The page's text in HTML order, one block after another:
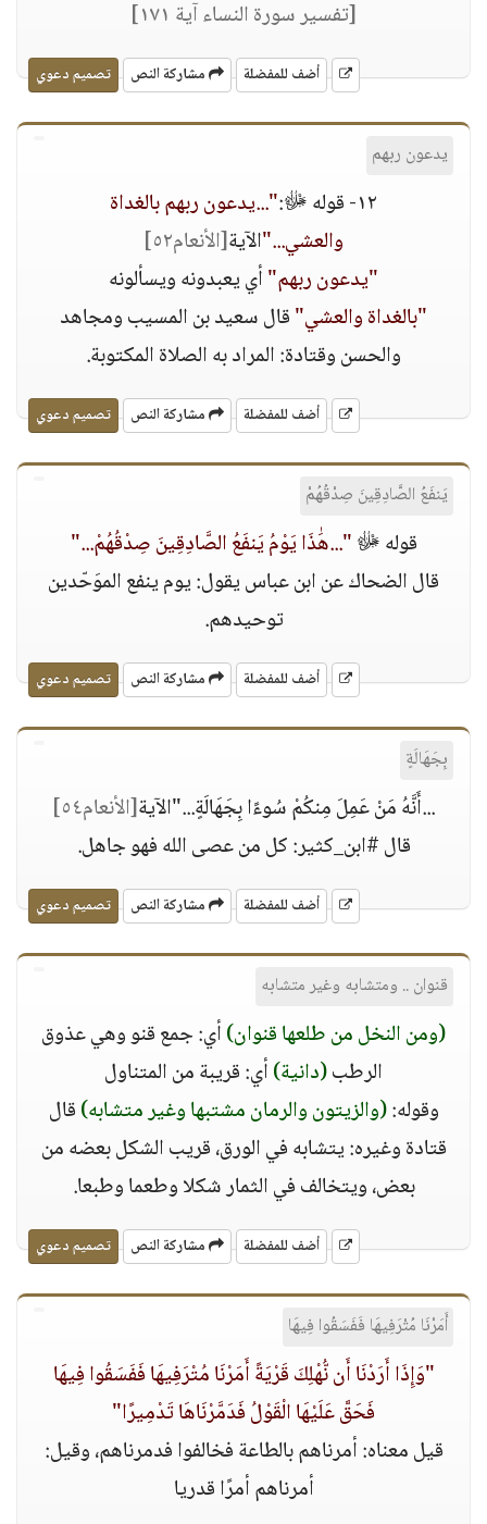
[تفسير سورة النساء آية ١٧١]
أضف للمفضلة مشاركة النص تصميم دعوي
يدعون ربهم
١٢- قوله ﷻ:
"...يدعون ربهم بالغداة
والعشي..."الآية[الأنعام٥٢]
"يدعون ربهم"أي يعبدونه ويسألونه
"بالغداة والعشي"قال سعيد بن المسيب ومجاهد
والحسن وقتادة: المراد به الصلاة المكتوبة.
أضف للمفضلة مشاركة النص تصميم دعوي
يَنفَعُ الصَّادِقِينَ صِدْقُهُمْ
قوله ﷻ"...هَٰذَا يَوْمُ يَنفَعُ الصَّادِقِينَ صِدْقُهُمْ..."
قال الضحاك عن ابن عباس يقول: يوم ينفع الموَحّدين
توحيدهم.
أضف للمفضلة مشاركة النص تصميم دعوي
بِجَهَالَةٍ
...أَنَّهُ مَنْ عَمِلَ مِنكُمْ سُوءًا بِجَهَالَةٍ..."الآية[الأنعام٥٤]
قال #ابن_كثير: كل من عصى الله فهو جاهل.
أضف للمفضلة مشاركة النص تصميم دعوي
قنوان .. ومتشابه وغير متشابه
(ومن النخل من طلعها قنوان)أي: جمع قنو وهي عذوق
الرطب(دانية)أي: قريبة من المتناول
وقوله:(والزيتون والرمان مشتبها وغير متشابه)قال
قتادة وغيره: يتشابه في الورق، قريب الشكل بعضه من
بعض، ويتخالف في الثمار شكلا وطعما وطبعا.
أضف للمفضلة مشاركة النص تصميم دعوي
أَمَرْنَا مُتْرَفِيهَا فَفَسَقُوا فِيهَا
"وَإِذَا أَرَدْنَا أَن نُّهْلِكَ قَرْيَةً أَمَرْنَا مُتْرَفِيهَا فَفَسَقُوا فِيهَا
فَحَقَّ عَلَيْهَا الْقَوْلُ فَدَمَّرْنَاهَا تَدْمِيرًا"
قيل معناه: أمرناهم بالطاعة فخالفوا فدمرناهم، وقيل:
أمرناهم أمرًا قدريا